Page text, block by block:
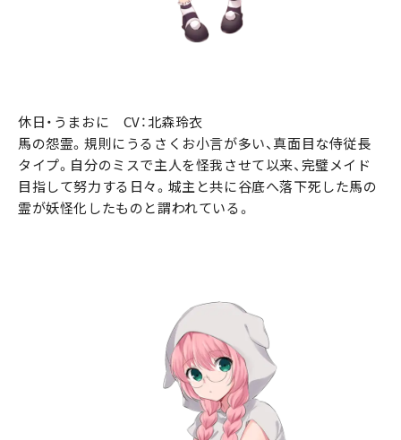
休日・うまおに CV：北森玲衣
馬の怨霊。規則にうるさくお小言が多い、真面目な侍従長
タイプ。自分のミスで主人を怪我させて以来、完璧メイド
目指して努力する日々。城主と共に谷底へ落下死した馬の
霊が妖怪化したものと謂われている。